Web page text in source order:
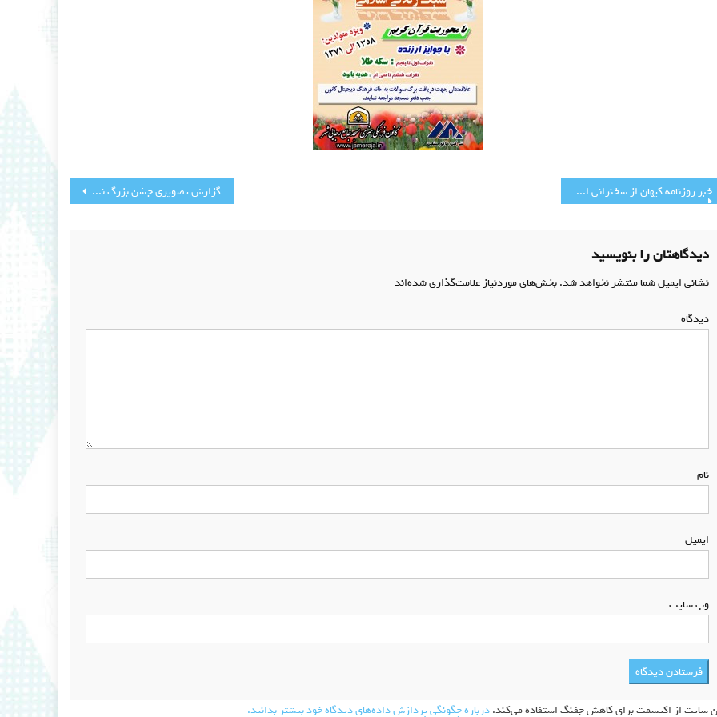
گزارش تصویری جشن بزرگ نیمه ماه معظم شعبان خبر روزنامه کیهان از سخنرانی استاد دانشمند در مسجد جامع رجایی شهر
دیدگاهتان را بنویسید
نشانی ایمیل شما منتشر نخواهد شد.بخش‌های موردنیاز علامت‌گذاری شده‌اند
دیدگاه
نام
ایمیل
وب‌ سایت
سایت از اکیسمت برای کاهش جفنگ استفاده می‌کند.درباره چگونگی پردازش داده‌های دیدگاه خود بیشتر بدانید.